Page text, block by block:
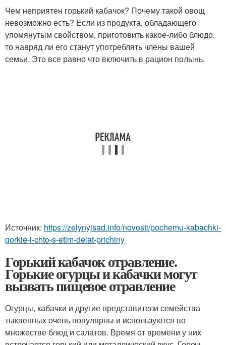
Чем неприятен горький кабачок? Почему такой овощ
невозможно есть? Если из продукта, обладающего
упомянутым свойством, приготовить какое-либо блюдо,
то навряд ли его станут употреблять члены вашей
семьи. Это все равно что включить в рацион полынь.
Источник: https://zelynyjsad.info/novosti/pochemu-kabachki-
gorkie-i-chto-s-etim-delat-prichiny
Горький кабачок отравление.
Горькие огурцы и кабачки могут
вызвать пищевое отравление
Огурцы, кабачки и другие представители семейства
тыквенных очень популярны и используются во
множестве блюд и салатов. Время от времени у них